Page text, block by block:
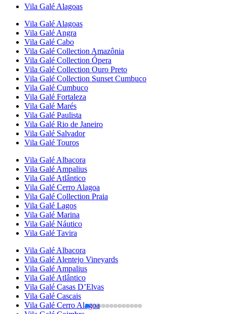
Vila Galé Alagoas
Vila Galé Alagoas
Vila Galé Angra
Vila Galé Cabo
Vila Galé Collection Amazônia
Vila Galé Collection Ópera
Vila Galé Collection Ouro Preto
Vila Galé Collection Sunset Cumbuco
Vila Galé Cumbuco
Vila Galé Fortaleza
Vila Galé Marés
Vila Galé Paulista
Vila Galé Rio de Janeiro
Vila Galé Salvador
Vila Galé Touros
Vila Galé Albacora
Vila Galé Ampalius
Vila Galé Atlântico
Vila Galé Cerro Alagoa
Vila Galé Collection Praia
Vila Galé Lagos
Vila Galé Marina
Vila Galé Náutico
Vila Galé Tavira
Vila Galé Albacora
Vila Galé Alentejo Vineyards
Vila Galé Ampalius
Vila Galé Atlântico
Vila Galé Casas D’Elvas
Vila Galé Cascais
Vila Galé Cerro Alagoa